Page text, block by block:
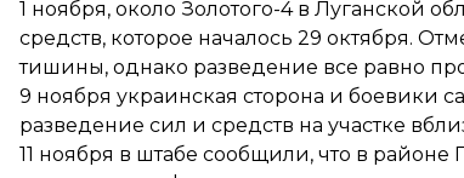
1 ноября, около Золотого-4 в Луганской
средств, которое началось 29 октября.
тишины, однако разведение все равно
9 ноября украинская сторона и боевики
разведение сил и средств на участке
11 ноября в штабе сообщили, что в районе